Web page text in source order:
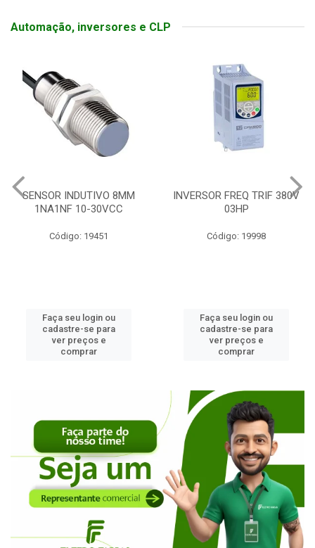
Automação, inversores e CLP
SENSOR INDUTIVO 8MM
1NA1NF 10-30VCC
Código: 19451
Faça seu login ou
cadastre-se para
ver preços e
comprar
INVERSOR FREQ TRIF 380V
03HP
Código: 19998
Faça seu login ou
cadastre-se para
ver preços e
comprar